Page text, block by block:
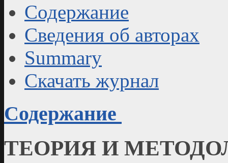
Содержание
Сведения об авторах
Summary
Скачать журнал
Содержание
ТЕОРИЯ И